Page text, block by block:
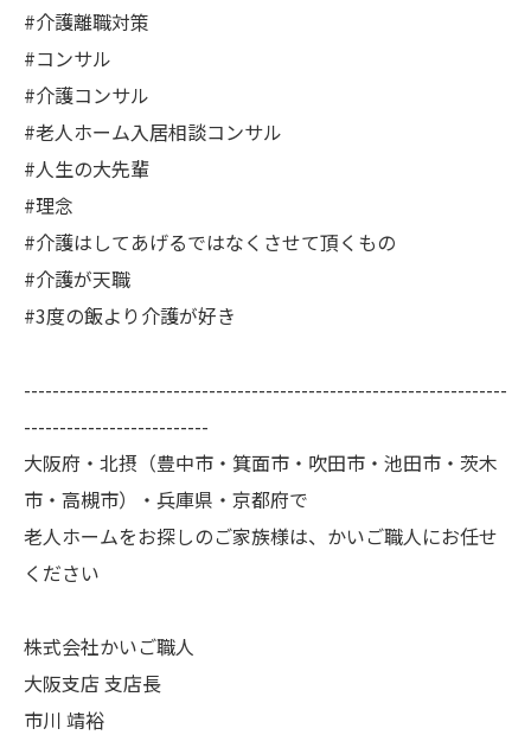
#介護離職対策
#コンサル
#介護コンサル
#老人ホーム入居相談コンサル
#人生の大先輩
#理念
#介護はしてあげるではなくさせて頂くもの
#介護が天職
#3度の飯より介護が好き
--------------------------------------------------------------------
--------------------------
大阪府・北摂（豊中市・箕面市・吹田市・池田市・茨木
市・高槻市）・兵庫県・京都府で
老人ホームをお探しのご家族様は、かいご職人にお任せ
ください
株式会社かいご職人
大阪支店 支店長
市川 靖裕